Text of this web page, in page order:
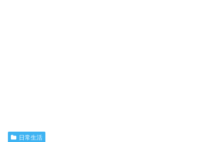
日常生活